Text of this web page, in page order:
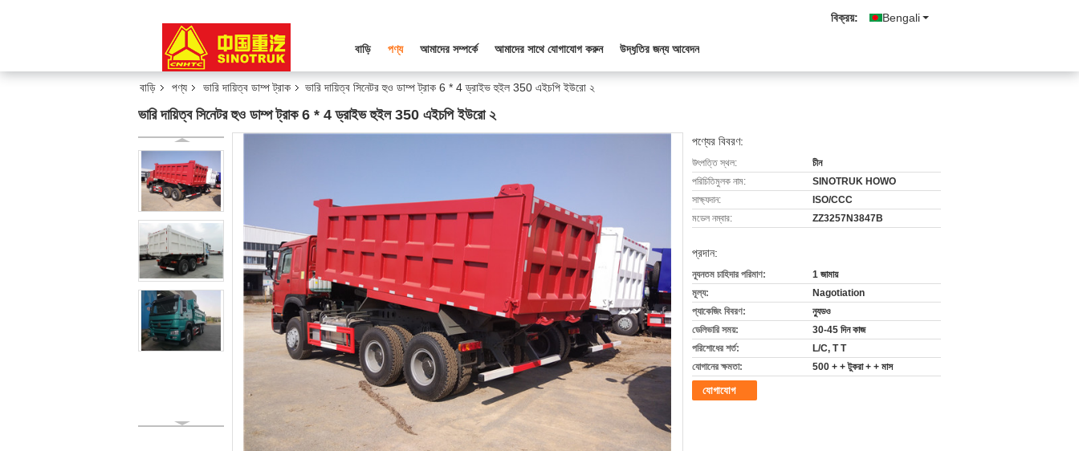
Bengali
বিক্রয়:
বাড়ি পণ্য আমাদের সম্পর্কে আমাদের সাথে যোগাযোগ করুন উদ্ধৃতির জন্য আবেদন
বাড়ি পণ্য ভারি দায়িত্ব ডাম্প ট্রাক ভারি দায়িত্ব সিনেটর হুও ডাম্প ট্রাক 6 * 4 ড্রাইভ হুইল 350 এইচপি ইউরো ২
ভারি দায়িত্ব সিনেটর হুও ডাম্প ট্রাক 6 * 4 ড্রাইভ হুইল 350 এইচপি ইউরো ২
পণ্যের বিবরণ:
উৎপত্তি স্থল:
চীন
পরিচিতিমুলক নাম:
SINOTRUK HOWO
সাক্ষ্যদান:
ISO/CCC
মডেল নম্বার:
ZZ3257N3847B
প্রদান:
ন্যূনতম চাহিদার পরিমাণ:
1 জামায়
মূল্য:
Nagotiation
প্যাকেজিং বিবরণ:
ন্যুডও
ডেলিভারি সময়:
30-45 দিন কাজ
পরিশোধের শর্ত:
L/C, T T
যোগানের ক্ষমতা:
500 + + টুকরা + + মাস
যোগাযোগ